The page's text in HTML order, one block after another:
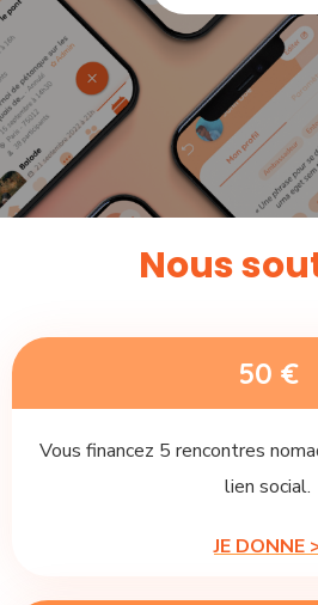
Nous
50 €
Vous financez 5 rencontres
lien social.
JE DONNE